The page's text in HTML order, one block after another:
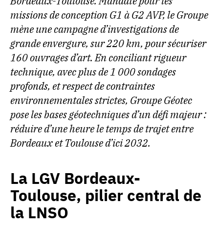
missions de conception G1 à G2 AVP, le Groupe
mène une campagne d’investigations de
grande envergure, sur 220 km, pour sécuriser
160 ouvrages d’art. En conciliant rigueur
technique, avec plus de 1 000 sondages
profonds, et respect de contraintes
environnementales strictes, Groupe Géotec
pose les bases géotechniques d’un défi majeur :
réduire d’une heure le temps de trajet entre
Bordeaux et Toulouse d’ici 2032.
La LGV Bordeaux-
Toulouse, pilier central de
la LNSO